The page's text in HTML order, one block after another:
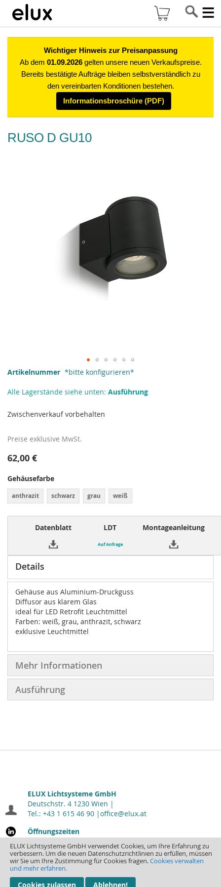
ELUX Lichtsysteme GmbH verwendet Cookies, um Ihre Erfahrung zu
verbessern. Um die neuen Datenschutzrichtlinien zu erfüllen, müssen
wir Sie um Ihre Zustimmung für Cookies fragen.Cookies verwalten
und mehr erfahren.
Cookies zulassen Ablehnen!
Mein
Wichtiger Hinweis zur Preisanpassung
Ab dem 01.09.2026gelten unsere neuen Verkaufspreise.
Bereits bestätigte Aufträge bleiben selbstverständlich zu
den vereinbarten Konditionen bestehen.
Informationsbroschüre (PDF)
RUSO D GU10
Zum
der
springen
Artikelnummer *bitte konfigurieren*
Alle Lagerstände siehe unten: Ausführung
Zwischenverkauf vorbehalten
Preise exklusive MwSt.
62,00 €
Gehäusefarbe
anthrazit schwarz grau weiß
Datenblatt LDT Montageanleitung
Auf Anfrage
Details
Gehäuse aus Aluminium-Druckguss
Diffusor aus klarem Glas
ideal für LED Retrofit Leuchtmittel
Farben: weiß, grau, anthrazit, schwarz
exklusive Leuchtmittel
Mehr Informationen
Ausführung
ELUX Lichtsysteme GmbH
Deutschstr. 4 1230 Wien |
Tel.: +43 1 615 46 90 |office@elux.at
Öffnungszeiten
Montag - Donnerstag: 7.00 - 16.30
| Freitag: 7.00 - 12.00